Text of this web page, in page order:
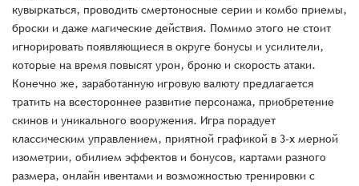
кувыркаться, проводить смертоносные серии и комбо приемы,
броски и даже магические действия. Помимо этого не стоит
игнорировать появляющиеся в округе бонусы и усилители,
которые на время повысят урон, броню и скорость атаки.
Конечно же, заработанную игровую валюту предлагается
тратить на всестороннее развитие персонажа, приобретение
скинов и уникального вооружения. Игра порадует
классическим управлением, приятной графикой в 3-х мерной
изометрии, обилием эффектов и бонусов, картами разного
размера, онлайн ивентами и возможностью тренировки с